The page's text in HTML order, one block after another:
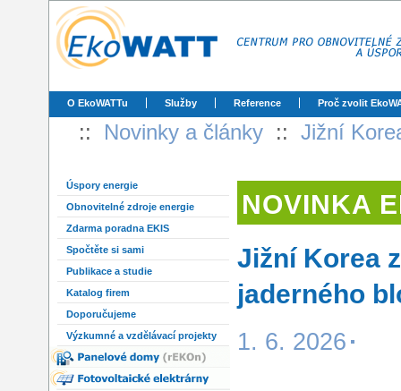
O EkoWATTu Služby Reference Proč zvolit
:: Novinky a články :: Jižní
Úspory energie
Obnovitelné zdroje energie
Zdarma poradna EKIS
Spočtěte si sami
Publikace a studie
Katalog firem
Doporučujeme
Výzkumné a vzdělávací projekty
NOVINKA
Jižní Korea
jaderného
1. 6. 2026